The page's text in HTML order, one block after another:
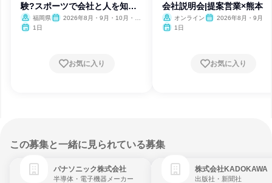
験?スポーツで会社と人を知ろ
う! 福岡県
2026年8月・9月・10月・11
1日
お気に入り
会社説明会|提案営業×熊本
オンライン
2026年8月・9月
1日
お気に入り
この募集と一緒に見られている募集
パナソニック株式会社
半導体・電子機器メーカー
株式会社KADOKAWA
出版社・新聞社